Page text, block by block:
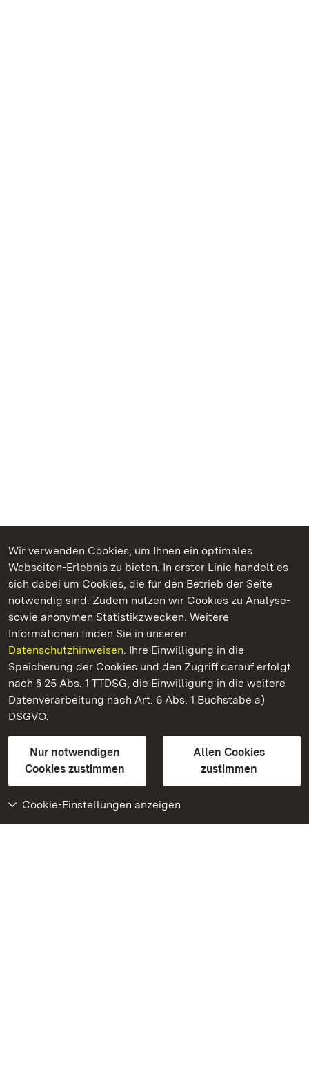
Wir verwenden Cookies, um Ihnen ein optimales
Webseiten-Erlebnis zu bieten. In erster Linie handelt es
sich dabei um Cookies, die für den Betrieb der Seite
notwendig sind. Zudem nutzen wir Cookies zu Analyse-
sowie anonymen Statistikzwecken. Weitere
Informationen finden Sie in unseren
Datenschutzhinweisen. Ihre Einwilligung in die
Speicherung der Cookies und den Zugriff darauf erfolgt
nach § 25 Abs. 1 TTDSG, die Einwilligung in die weitere
Datenverarbeitung nach Art. 6 Abs. 1 Buchstabe a)
DSGVO.
Nur notwendigen
Cookies zustimmen
Allen Cookies
zustimmen
Cookie-Einstellungen anzeigen
Kommen. Staunen. Genießen.
Kloster Schussenried
Staatliche Schlösser und Gärten Baden-Württemberg
Kontakt
GebärdenspracheLeichte Sprache
Erklärung zur Barrierefreiheit
BITV-konform (geprüfte Seiten)
Weiteres